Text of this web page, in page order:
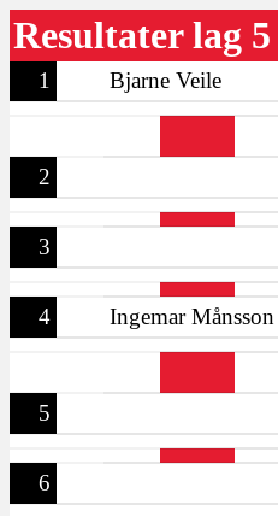
Resultater lag
1 Bjarne Veile
2
3
4 Ingemar Månsson
5
6